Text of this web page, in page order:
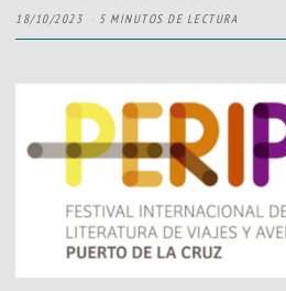
18/10/2023 5 MINUTOS DE LECTURA